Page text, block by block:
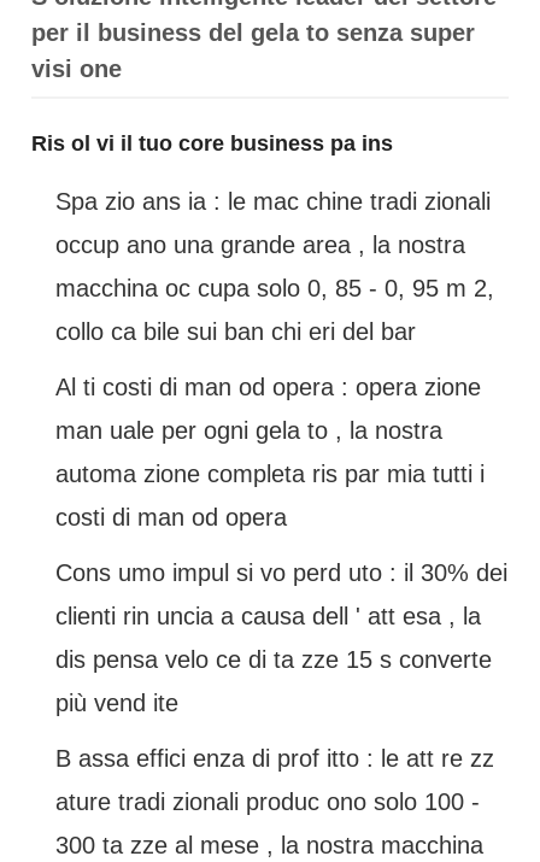
per il business del gela to senza super
visi one
Ris ol vi il tuo core business pa ins
Spa zio ans ia : le mac chine tradi zionali
occup ano una grande area , la nostra
macchina oc cupa solo 0, 85 - 0, 95 m 2,
collo ca bile sui ban chi eri del bar
Al ti costi di man od opera : opera zione
man uale per ogni gela to , la nostra
automa zione completa ris par mia tutti i
costi di man od opera
Cons umo impul si vo perd uto : il 30% dei
clienti rin uncia a causa dell ' att esa , la
dis pensa velo ce di ta zze 15 s converte
più vend ite
B assa effici enza di prof itto : le att re zz
ature tradi zionali produc ono solo 100 -
300 ta zze al mese , la nostra macchina